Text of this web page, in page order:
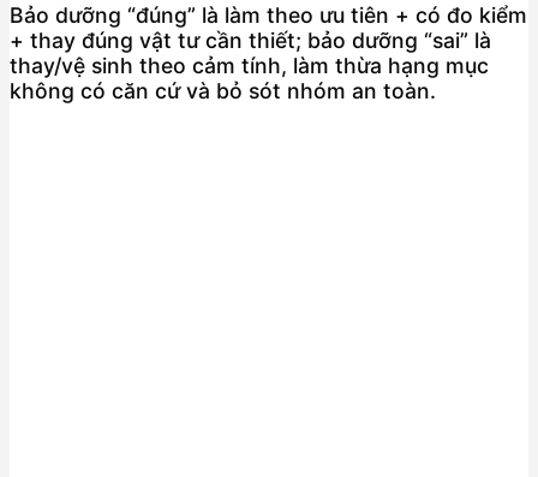
Bảo dưỡng “đúng” là làm theo ưu tiên + có đo kiểm
+ thay đúng vật tư cần thiết; bảo dưỡng “sai” là
thay/vệ sinh theo cảm tính, làm thừa hạng mục
không có căn cứ và bỏ sót nhóm an toàn.